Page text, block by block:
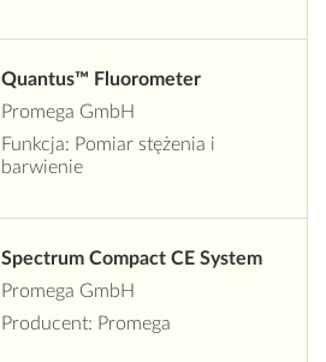
Quantus™ Fluorometer
Promega GmbH
Funkcja: Pomiar stężenia i
barwienie
Spectrum Compact CE System
Promega GmbH
Producent: Promega